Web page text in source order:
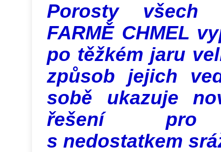
Porosty všech
FARMĚ CHMEL
po těžkém jaru
způsob jejich
sobě ukazuje
řešení pro
s nedostatkem